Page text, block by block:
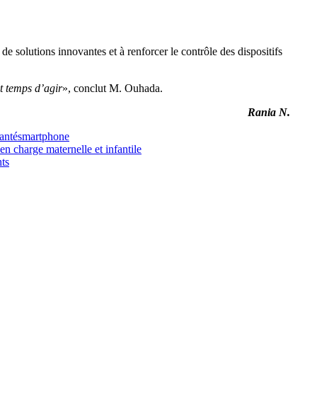
solutions innovantes et à renforcer le contrôle des dispositifs
temps d’agir», conclut M. Ouhada.
Rania N.
smartphone
charge maternelle et infantile